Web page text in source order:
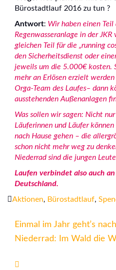
Bürostadtlauf 2016 zu tun ?
Antwort: Wir haben einen Teil
Regenwasseranlage in der
gleichen Teil für die „running
den Sicherheitsdienst oder
jeweils um die 5.000€ kosten.
mehr an Erlösen erzielt
Orga-Team des Laufes– dann
ausstehenden Außenanlagen
Was sollen wir sagen: Nicht
Läuferinnen und Läufer
nach Hause gehen – die
schon nicht mehr weg zu
Niederrad sind die jungen
Laufen verbindet also auch
Deutschland.
Aktionen, Bürostadtlauf,
Einmal im Jahr geht’s
Niederrad: Im Wald die